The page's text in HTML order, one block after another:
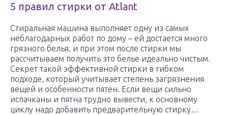
5 правил стирки от Atlant
Стиральная машина выполняет одну из самых
неблагодарных работ по дому – ей достается много
грязного белья, и при этом после стирки мы
рассчитываем получить это белье идеально чистым.
Секрет такой эффективной стирки в гибком
подходе, который учитывает степень загрязнения
вещей и особенности пятен. Если вещи сильно
испачканы и пятна трудно вывести, к основному
циклу надо добавить предварительную стирку…